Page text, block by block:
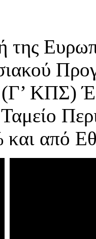
της
ΚΠΣ)
και από